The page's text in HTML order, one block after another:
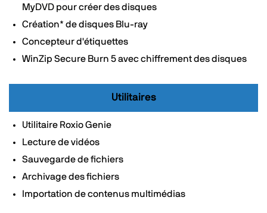
MyDVD pour créer des disques
Création* de disques Blu-ray
Concepteur d'étiquettes
WinZip Secure Burn 5 avec chiffrement des disques
Utilitaires
Utilitaire Roxio Genie
Lecture de vidéos
Sauvegarde de fichiers
Archivage des fichiers
Importation de contenus multimédias